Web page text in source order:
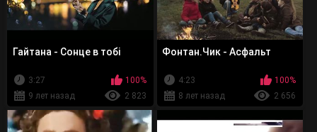
Гайтана - Сонце в тобі
3:27
100%
9 лет назад
2 823
Фонтан.Чик - Асфальт
4:23
100%
8 лет назад
2 656